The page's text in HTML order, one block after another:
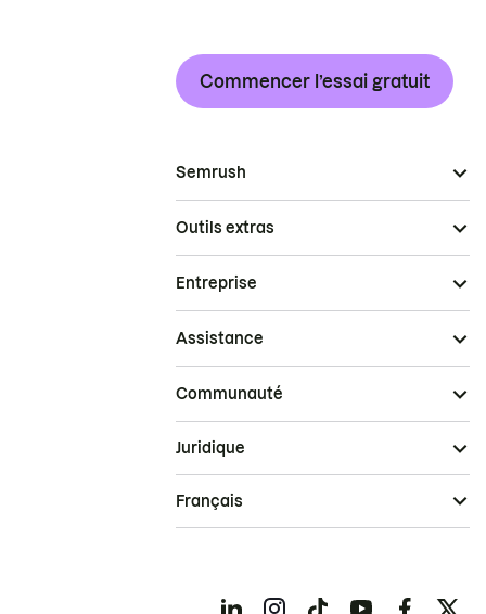
Commencer l’essai gratuit
Semrush
Outils extras
Entreprise
Assistance
Communauté
Juridique
Français